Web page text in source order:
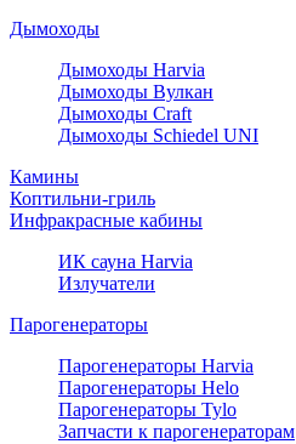
Дымоходы
Дымоходы Harvia
Дымоходы Вулкан
Дымоходы Craft
Дымоходы Schiedel UNI
Камины
Коптильни-гриль
Инфракрасные кабины
ИК сауна Harvia
Излучатели
Парогенераторы
Парогенераторы Harvia
Парогенераторы Helo
Парогенераторы Tylo
Запчасти к парогенераторам